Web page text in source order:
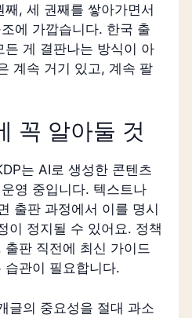
, 세 권째를 쌓아가면서
에 가깝습니다. 한국 출
든 게 결판나는 방식이 아
계속 거기 있고, 계속 팔
꼭 알아둘 것
는 AI로 생성한 콘텐츠
영 중입니다. 텍스트나
출판 과정에서 이를 명시
이 정지될 수 있어요. 정책
판 직전에 최신 가이드
습관이 필요합니다.
글의 중요성을 절대 과소